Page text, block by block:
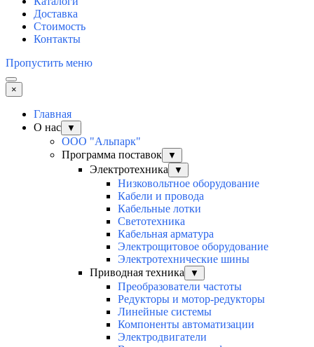
Доставка
Стоимость
Контакты
Пропустить меню
×
Главная
О нас
▼
ООО "Альпарк"
Программа поставок
▼
Электротехника ▼
Низковольтное оборудование
Кабели и провода
Кабельные лотки
Светотехника
Кабельная арматура
Электрощитовое оборудование
Электротехнические шины
Приводная техника
▼
Преобразователи частоты
Редукторы и мотор-редукторы
Линейные системы
Компоненты автоматизации
Электродвигатели